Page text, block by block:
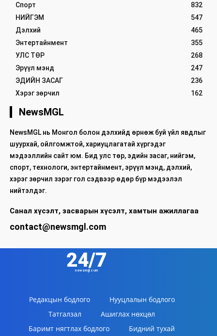
Спорт
832
НИЙГЭМ
547
Дэлхий
465
Энтертайнмент
355
УЛС ТӨР
268
Эрүүл мэнд
247
ЭДИЙН ЗАСАГ
236
Хэрэг зөрчил
162
NewsMGL
NewsMGL нь Монгол болон дэлхийд өрнөж буй үйл явдлыг
шуурхай, ойлгомжтой, хариуцлагатай хүргэдэг
мэдээллийн сайт юм. Бид улс төр, эдийн засаг, нийгэм,
спорт, технологи, энтертайнмент, эрүүл мэнд, дэлхий,
хэрэг зөрчил зэрэг гол сэдвээр өдөр бүр мэдээлэл
нийтэлдэг.
Санал хүсэлт, засварын хүсэлт, хамтын ажиллагаа
contact@newsmgl.com
24/7
newsmgl.com
Редакцын бодлого
Нууцлалын бодлого
Татгалзал
Ашиглах нөхцөл
Баримт нягтлах бодлого
Бидний тухай